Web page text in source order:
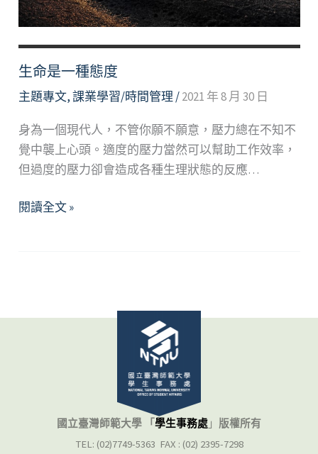
生命是一種態度
主題專文,課業學習/時間管理 /2021 年 8 月 30 日
身為一個現代人，不管你願不願意，壓力總在不知不
覺中襲上心頭。適度的壓力當然可以幫助工作效率，
但過度的壓力卻會造成各種生理狀態的反應…
生
閱讀全文 »
國立臺灣師範大學 「學生事務處 」 版權所有
TEL: (02)7749-5363 FAX : (02) 2395-7298